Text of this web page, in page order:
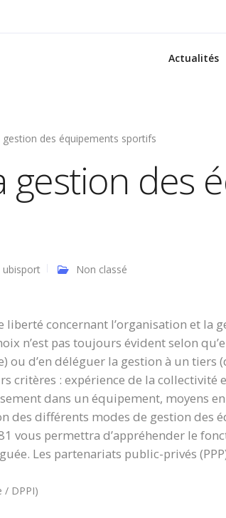
Actualités
gestion des équipements sportifs
gestion des
ubisport Non classé
liberté concernant l’organisation et la
n’est pas toujours évident selon
ou d’en déléguer la gestion à un tiers
critères : expérience de la collectivité
dans un équipement, moyens
des différents modes de gestion des
vous permettra d’appréhender le
Les partenariats public-privés
/ DPPI)